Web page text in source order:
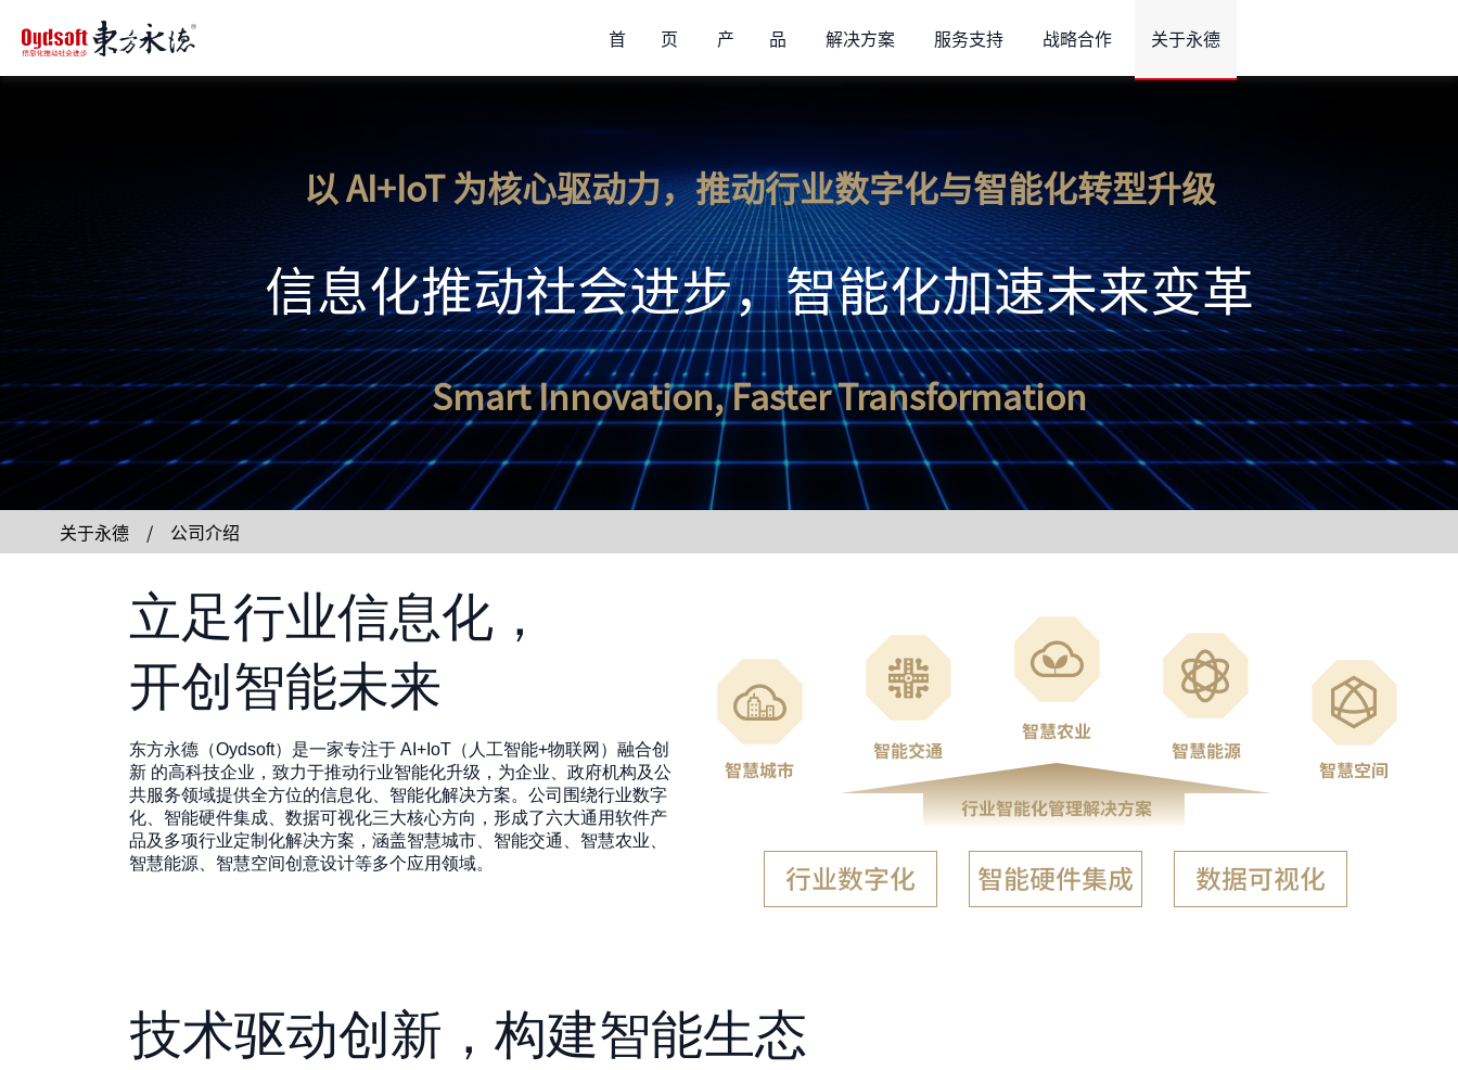
首 页 产 品 解决方案 服务支持 战略合作 关于永德
以 AI+IoT 为核心驱动力，推动行业数字化与智能化转型升级
信息化推动社会进步，智能化加速未来变革
Smart Innovation, Faster Transformation
关于永德 / 公司介绍
立足行业信息化，
开创智能未来
东方永德（Oydsoft）是一家专注于 AI+IoT（人工智能+物联网）融合创
新 的高科技企业，致力于推动行业智能化升级，为企业、政府机构及公
共服务领域提供全方位的信息化、智能化解决方案。公司围绕行业数字
化、智能硬件集成、数据可视化三大核心方向，形成了六大通用软件产
品及多项行业定制化解决方案，涵盖智慧城市、智能交通、智慧农业、
智慧能源、智慧空间创意设计等多个应用领域。
技术驱动创新，构建智能生态